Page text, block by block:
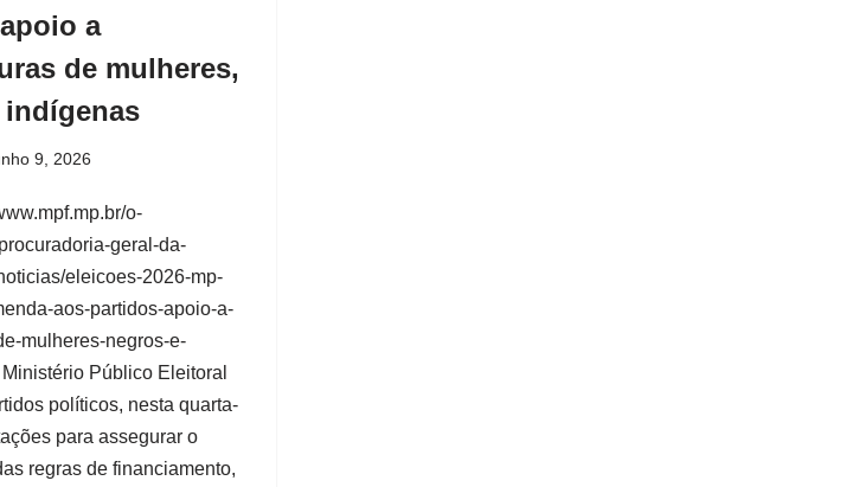
a
de mulheres,
9, 2026
o-
geral-da-
eleicoes-2026-mp-
aos-partidos-apoio-a-
mulheres-negros-e-
Público Eleitoral
políticos, nesta quarta-
para assegurar o
regras de financiamento,